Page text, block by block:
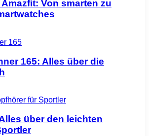
Von smarten zu
165: Alles über die
über den leichten